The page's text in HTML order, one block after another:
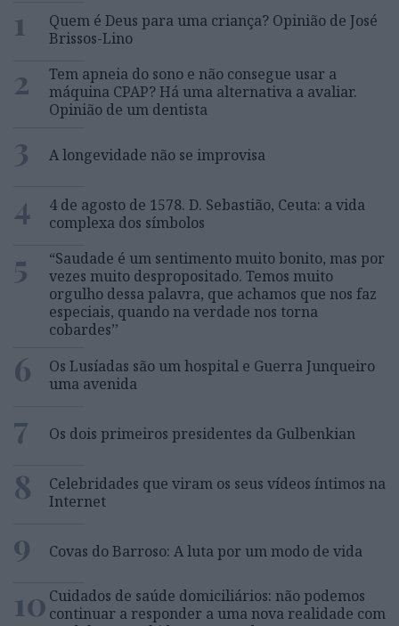
1
Quem é Deus para uma criança? Opinião de José
Brissos-Lino
2
Tem apneia do sono e não consegue usar a
máquina CPAP? Há uma alternativa a avaliar.
Opinião de um dentista
3 A longevidade não se improvisa
4
4 de agosto de 1578. D. Sebastião, Ceuta: a vida
complexa dos símbolos
5
“Saudade é um sentimento muito bonito, mas por
vezes muito despropositado. Temos muito
orgulho dessa palavra, que achamos que nos faz
especiais, quando na verdade nos torna
cobardes’’
6
Os Lusíadas são um hospital e Guerra Junqueiro
uma avenida
7 Os dois primeiros presidentes da Gulbenkian
8
Celebridades que viram os seus vídeos íntimos na
Internet
9 Covas do Barroso: A luta por um modo de vida
10 Cuidados de saúde domiciliários: não podemos
continuar a responder a uma nova realidade com